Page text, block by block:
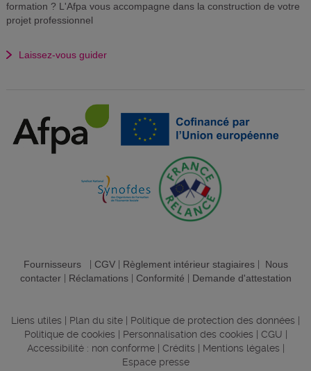
formation ? L'Afpa vous accompagne dans la construction de votre
projet professionnel
Laissez-vous guider
Fournisseurs| CGV| Règlement intérieur stagiaires| Nous
contacter| Réclamations| Conformité Demande d'attestation
Liens utiles Plan du site Politique de protection des données
Politique de cookies
Personnalisation des cookies CGU
Accessibilité : non conforme| Crédits Mentions légales
Espace presse